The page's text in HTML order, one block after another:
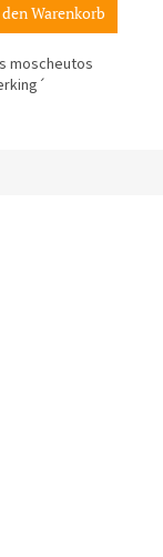
Warenkorb
moscheutos